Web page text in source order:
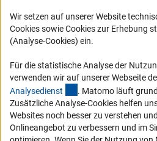
Logo und Corporate Design
RSS-Feeds
Vergabeverfahren
Barrierefreiheit
Service und Informationen für
Wir setzen auf unserer Website
Cookies sowie Cookies zur Erhebung
(Analyse-Cookies) ein.
Für die statistische Analyse der
verwenden wir auf unserer Webseite
Analysedienst (externer Link)
. Matomo läuft
Zusätzliche Analyse-Cookies helfen
Websites noch besser zu verstehen
Onlineangebot zu verbessern und im